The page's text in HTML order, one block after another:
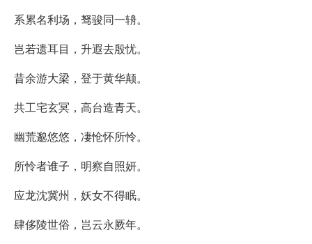
系累名利场，驽骏同一辀。
岂若遗耳目，升遐去殷忧。
昔余游大梁，登于黄华颠。
共工宅玄冥，高台造青天。
幽荒邈悠悠，凄怆怀所怜。
所怜者谁子，明察自照妍。
应龙沈冀州，妖女不得眠。
肆侈陵世俗，岂云永厥年。